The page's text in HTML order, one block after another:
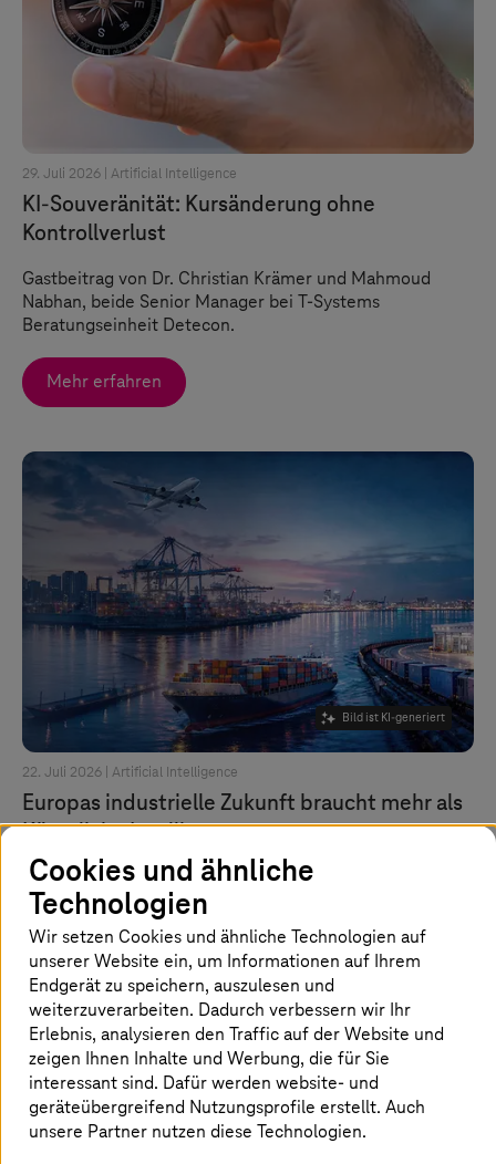
29. Juli 2026 | Artificial Intelligence
KI-Souveränität: Kursänderung ohne
Kontrollverlust
Gastbeitrag von Dr. Christian Krämer und Mahmoud
Nabhan, beide Senior Manager bei T-Systems
Beratungseinheit Detecon.
Mehr erfahren
Bild ist KI-generiert
22. Juli 2026 | Artificial Intelligence
Europas industrielle Zukunft braucht mehr als
Künstliche Intelligenz
Ein Gastbeitrag von Markus Quicken, CEO SupplyOn.
Mehr erfahren
Cookies und ähnliche
Technologien
Wir setzen Cookies und ähnliche Technologien auf
unserer Website ein, um Informationen auf Ihrem
Endgerät zu speichern, auszulesen und
weiterzuverarbeiten. Dadurch verbessern wir Ihr
Erlebnis, analysieren den Traffic auf der Website und
zeigen Ihnen Inhalte und Werbung, die für Sie
interessant sind. Dafür werden website- und
geräteübergreifend Nutzungsprofile erstellt. Auch
unsere Partner nutzen diese Technologien.